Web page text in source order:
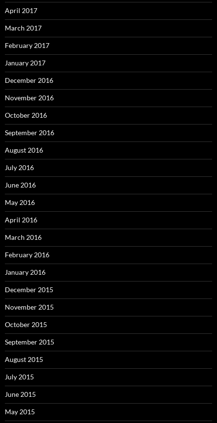
April 2017
March 2017
February 2017
January 2017
December 2016
November 2016
October 2016
September 2016
August 2016
July 2016
June 2016
May 2016
April 2016
March 2016
February 2016
January 2016
December 2015
November 2015
October 2015
September 2015
August 2015
July 2015
June 2015
May 2015